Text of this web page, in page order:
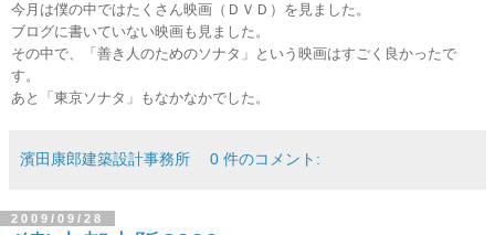
今月は僕の中ではたくさん映画（ＤＶＤ）を見ました。
ブログに書いていない映画も見ました。
その中で、「善き人のためのソナタ」という映画はすごく良かったで
す。
あと「東京ソナタ」もなかなかでした。
濱田康郎建築設計事務所 0 件のコメント:
2009/09/28